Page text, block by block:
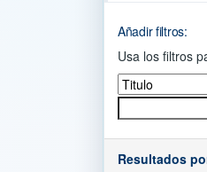
Añadir filtros:
Usa los filtros
Resultados